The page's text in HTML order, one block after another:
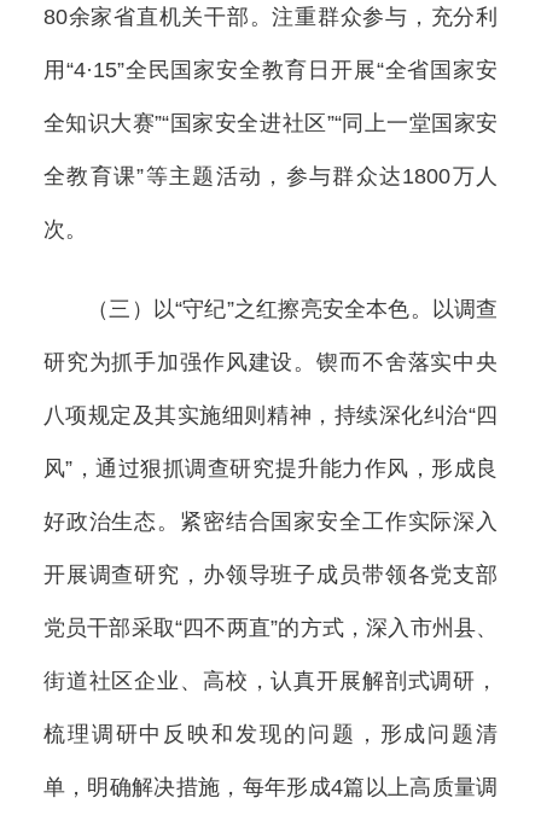
80余家省直机关干部。注重群众参与，充分利
用“4·15”全民国家安全教育日开展“全省国家安
全知识大赛”“国家安全进社区”“同上一堂国家安
全教育课”等主题活动，参与群众达1800万人
次。
（三）以“守纪”之红擦亮安全本色。以调查
研究为抓手加强作风建设。锲而不舍落实中央
八项规定及其实施细则精神，持续深化纠治“四
风”，通过狠抓调查研究提升能力作风，形成良
好政治生态。紧密结合国家安全工作实际深入
开展调查研究，办领导班子成员带领各党支部
党员干部采取“四不两直”的方式，深入市州县、
街道社区企业、高校，认真开展解剖式调研，
梳理调研中反映和发现的问题，形成问题清
单，明确解决措施，每年形成4篇以上高质量调